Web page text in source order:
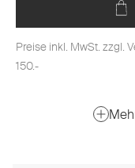
Preise inkl. MwSt. zzgl.
150.-